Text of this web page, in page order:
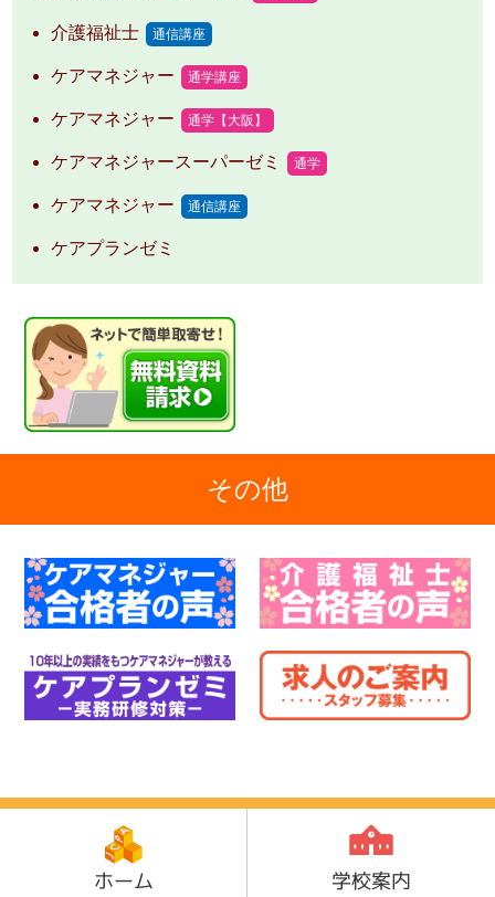
介護福祉士 通信講座
ケアマネジャー 通学講座
ケアマネジャー 通学【大阪】
ケアマネジャースーパーゼミ 通学
ケアマネジャー 通信講座
ケアプランゼミ
その他
ホーム 学校案内